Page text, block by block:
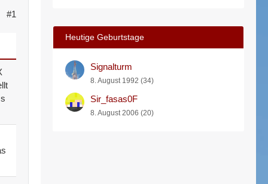
#1
Heutige Geburtstage
Signalturm
8. August 1992 (34)
Sir_fasas0F
8. August 2006 (20)